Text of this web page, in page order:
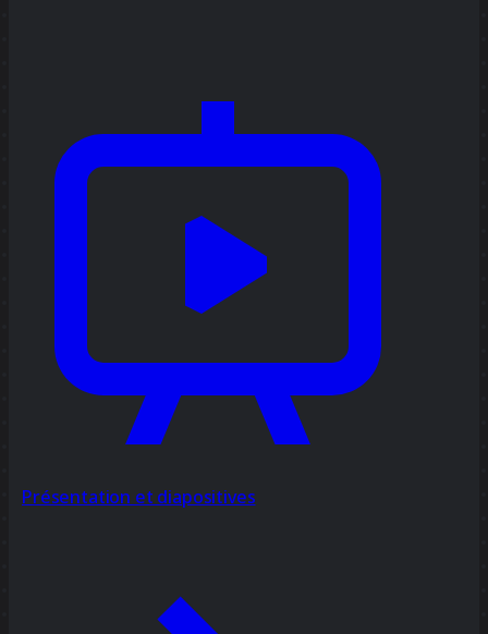
Présentation et diapositives